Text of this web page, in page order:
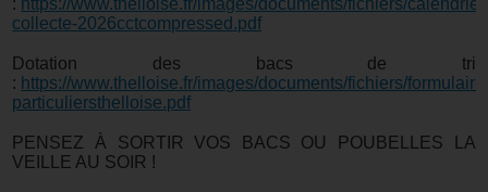
: https://www.thelloise.fr/images/documents/fichiers/
collecte-2026cctcompressed.pdf
Dotation des bacs de tri
: https://www.thelloise.fr/images/documents/fichiers/
particuliersthelloise.pdf
PENSEZ À SORTIR VOS BACS OU POUBELLES LA
VEILLE AU SOIR !